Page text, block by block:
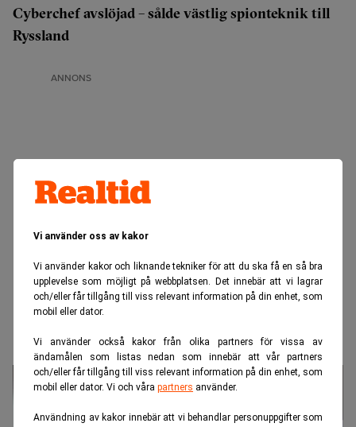
Vi använder oss av kakor
Vi använder kakor och liknande tekniker för att du ska få en så bra
upplevelse som möjligt på webbplatsen. Det innebär att vi lagrar
och/eller får tillgång till viss relevant information på din enhet, som
mobil eller dator.
Vi använder också kakor från olika partners för vissa av
ändamålen som listas nedan som innebär att vår partners
och/eller får tillgång till viss relevant information på din enhet, som
mobil eller dator. Vi och våra partners använder.
Användning av kakor innebär att vi behandlar personuppgifter som
Cyberchef avslöjad – sålde västlig spionteknik till
Ryssland
ANNONS